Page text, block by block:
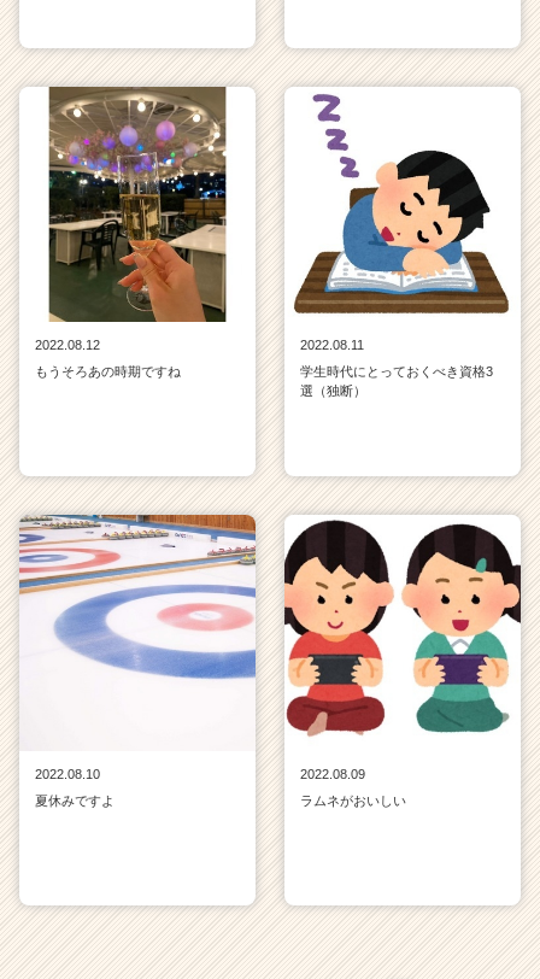
2022.08.12
もうそろあの時期ですね
2022.08.11
学生時代にとっておくべき資格3
選（独断）
2022.08.10
夏休みですよ
2022.08.09
ラムネがおいしい